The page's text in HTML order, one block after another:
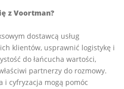
z Voortman?
dostawcą usług
klientów, usprawnić logistykę i
do łańcucha wartości,
partnerzy do rozmowy.
i cyfryzacja mogą pomóc